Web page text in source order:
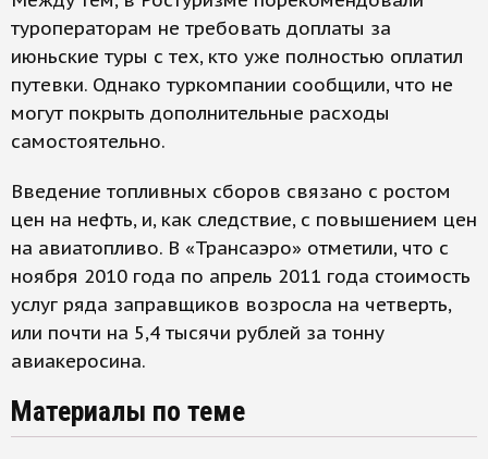
туроператорам не требовать доплаты за
июньские туры с тех, кто уже полностью оплатил
путевки. Однако туркомпании сообщили, что не
могут покрыть дополнительные расходы
самостоятельно.
Введение топливных сборов связано с ростом
цен на нефть, и, как следствие, с повышением цен
на авиатопливо. В «Трансаэро» отметили, что с
ноября 2010 года по апрель 2011 года стоимость
услуг ряда заправщиков возросла на четверть,
или почти на 5,4 тысячи рублей за тонну
авиакеросина.
Материалы по теме